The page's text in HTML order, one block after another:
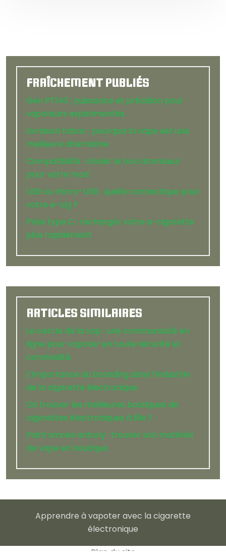
FRAÎCHEMENT PUBLIÉS
Gen PT140 : puissance et précision pour
vapoteurs expérimentés
Livraison tabac : pourquoi la vape est une
meilleure alternative
Compatibilité : choisir le bon atomiseur
pour votre mod
USB ou micro-USB : quelle connectique pour
votre e-cig ?
Prise type C : rechargez votre e-cigarette
plus rapidement
ARTICLES SIMILAIRES
Le cercle de la vap : une communauté en
ligne pour vapoter en toute sécurité et
convivialité
L’importance du branding dans l’industrie
de la cigarette électronique
Où trouver les meilleures boutiques de
cigarettes électroniques à lille ?
Point smoke antony : trouver son matériel
de vape en boutique
Apprendre à vapoter avec la cigarette
électronique
Plan du site